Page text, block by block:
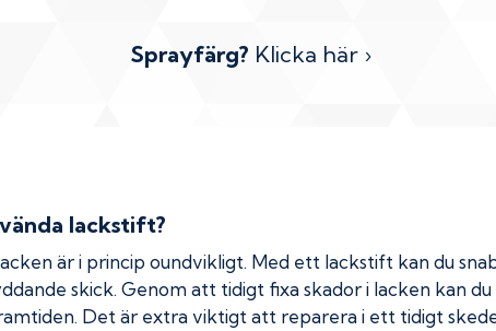
Sprayfärg? Klicka här ›
lackstift?
är i princip oundvikligt. Med ett lackstift kan du
skick. Genom att tidigt fixa skador i lacken kan
Det är extra viktigt att reparera i ett tidigt